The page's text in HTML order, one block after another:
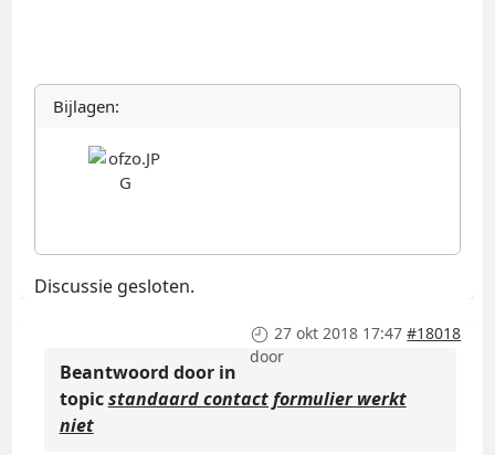
Bijlagen:
Discussie gesloten.
27 okt 2018 17:47 #18018
door
Beantwoord door in
topicstandaard contact formulier werkt
niet